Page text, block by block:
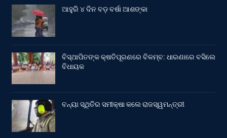
ଆହୁରି ୪ ଦିନ ବଡ଼ ବର୍ଷା ଆଶଙ୍କା
ବିସ୍ଥାପିତଙ୍କ କ୍ଷତିପୂରଣରେ ବିଳମ୍ବ: ଧାରଣାରେ ବସିଲେ
ବିଧାୟକ
ବନ୍ୟା ସ୍ଥିତିର ସମୀକ୍ଷା କଲେ ରାଜସ୍ୱମନ୍ତ୍ରୀ